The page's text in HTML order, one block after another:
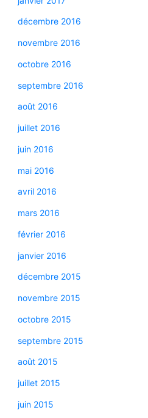
décembre 2016
novembre 2016
octobre 2016
septembre 2016
août 2016
juillet 2016
juin 2016
mai 2016
avril 2016
mars 2016
février 2016
janvier 2016
décembre 2015
novembre 2015
octobre 2015
septembre 2015
août 2015
juillet 2015
juin 2015